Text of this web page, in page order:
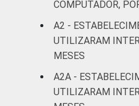
UNIDADE BÁSICA
DE SAÚDE
LOCALIZAÇÃO
COMPUTADOR,
A2 -
UTILIZARAM
MESES
A2A -
UTILIZARAM